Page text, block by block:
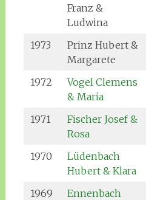
Franz &
Ludwina
1973
Prinz Hubert &
Margarete
1972
Vogel Clemens
& Maria
1971
Fischer Josef &
Rosa
1970
Lüdenbach
Hubert & Klara
1969
Ennenbach